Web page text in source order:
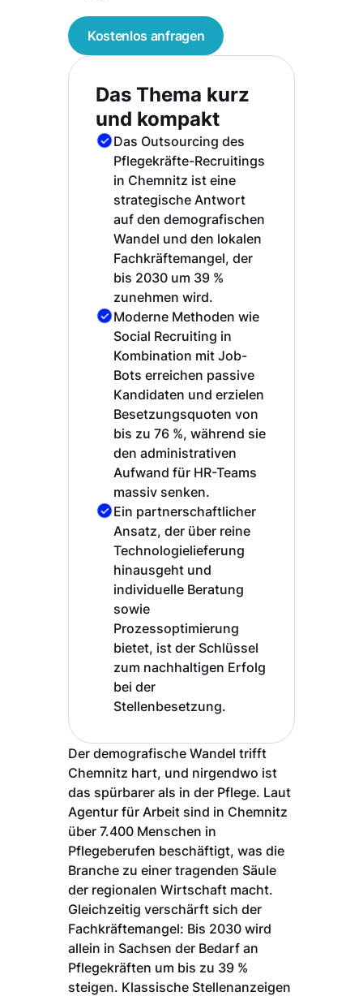
Kostenlos anfragen
Das Thema kurz
und kompakt
Das Outsourcing des
Pflegekräfte-Recruitings
in Chemnitz ist eine
strategische Antwort
auf den demografischen
Wandel und den lokalen
Fachkräftemangel, der
bis 2030 um 39 %
zunehmen wird.
Moderne Methoden wie
Social Recruiting in
Kombination mit Job-
Bots erreichen passive
Kandidaten und erzielen
Besetzungsquoten von
bis zu 76 %, während sie
den administrativen
Aufwand für HR-Teams
massiv senken.
Ein partnerschaftlicher
Ansatz, der über reine
Technologielieferung
hinausgeht und
individuelle Beratung
sowie
Prozessoptimierung
bietet, ist der Schlüssel
zum nachhaltigen Erfolg
bei der
Stellenbesetzung.
Der demografische Wandel trifft
Chemnitz hart, und nirgendwo ist
das spürbarer als in der Pflege. Laut
Agentur für Arbeit sind in Chemnitz
über 7.400 Menschen in
Pflegeberufen beschäftigt, was die
Branche zu einer tragenden Säule
der regionalen Wirtschaft macht.
Gleichzeitig verschärft sich der
Fachkräftemangel: Bis 2030 wird
allein in Sachsen der Bedarf an
Pflegekräften um bis zu 39 %
steigen. Klassische Stellenanzeigen